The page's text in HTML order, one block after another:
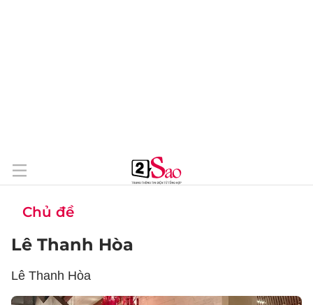
Chủ đề
Lê Thanh Hòa
Lê Thanh Hòa